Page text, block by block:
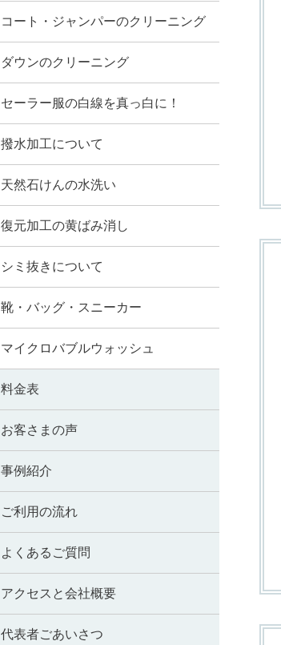
コート・ジャンパーのクリーニング
ダウンのクリーニング
セーラー服の白線を真っ白に！
撥水加工について
天然石けんの水洗い
復元加工の黄ばみ消し
シミ抜きについて
靴・バッグ・スニーカー
マイクロバブルウォッシュ
料金表
お客さまの声
事例紹介
ご利用の流れ
よくあるご質問
アクセスと会社概要
代表者ごあいさつ